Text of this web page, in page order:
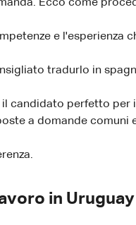
Ecco come
e l'esperienza
tradurlo in
candidato perfetto per
a domande comuni
in Uruguay